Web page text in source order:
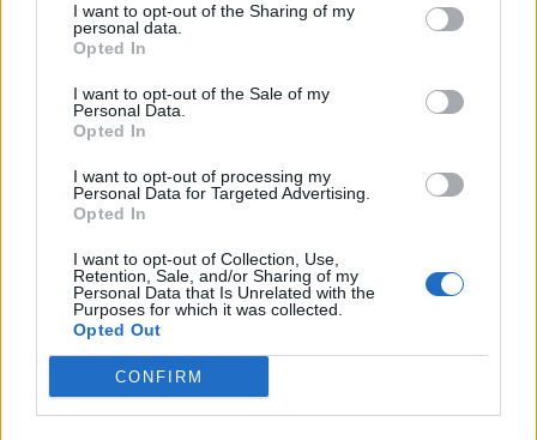
I want to opt-out of the Sharing of my
personal data.
Opted In
I want to opt-out of the Sale of my
Personal Data.
Opted In
I want to opt-out of processing my
Personal Data for Targeted Advertising.
Opted In
I want to opt-out of Collection, Use,
Retention, Sale, and/or Sharing of my
Personal Data that Is Unrelated with the
Purposes for which it was collected.
Opted Out
CONFIRM
SC Freiburg
SV Werder
Paderborn SC Freiburg
SC Freiburg 12/09
Borussia
Monchengladbach
Eintracht
Francoforte
19/09
SC Freiburg
Bayer
17/10 SC Freiburg